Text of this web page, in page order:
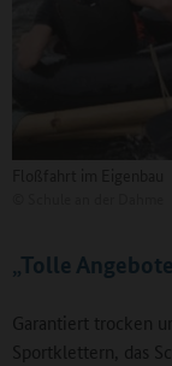
„Tolle
Garantiert trocken
Sportklettern, das